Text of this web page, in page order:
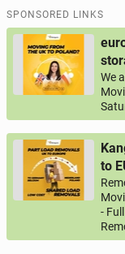
SPONSORED LINKS
We
to
-